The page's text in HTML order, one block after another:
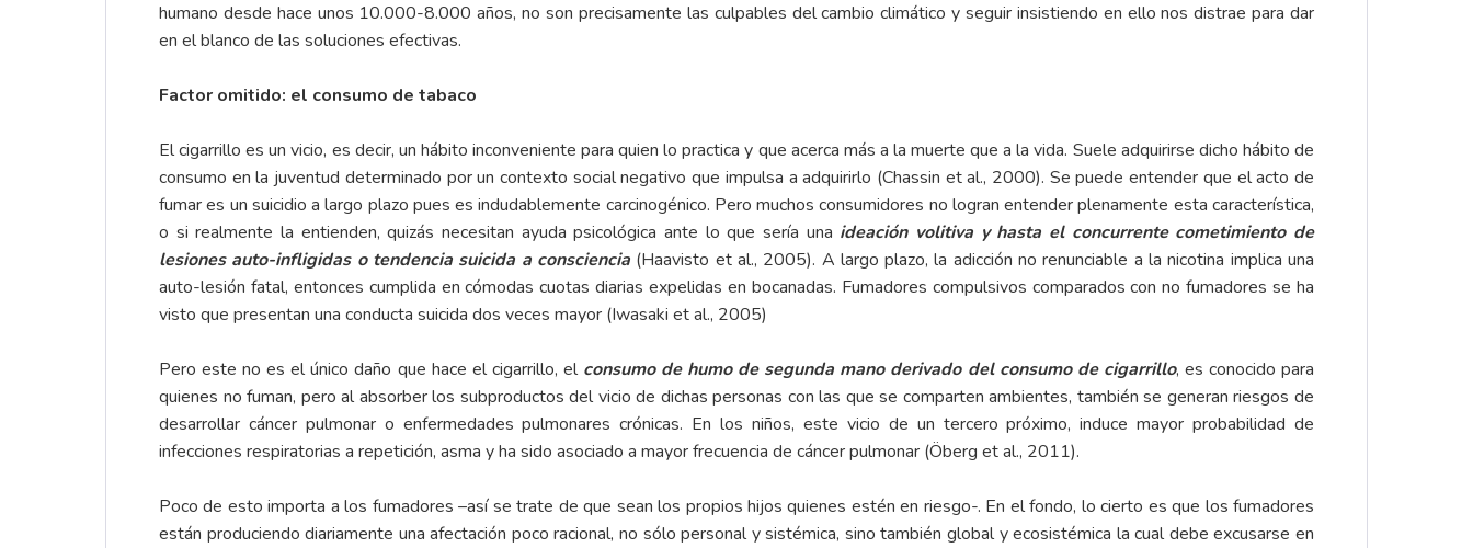
humano desde hace unos 10.000-8.000 años, no son precisamente las culpables del cambio climático y seguir insistiendo en ello nos distrae para dar
en el blanco de las soluciones efectivas.
Factor omitido: el consumo de tabaco
El cigarrillo es un vicio, es decir, un hábito inconveniente para quien lo practica y que acerca más a la muerte que a la vida. Suele adquirirse dicho hábito de
consumo en la juventud determinado por un contexto social negativo que impulsa a adquirirlo (Chassin et al., 2000). Se puede entender que el acto de
fumar es un suicidio a largo plazo pues es indudablemente carcinogénico. Pero muchos consumidores no logran entender plenamente esta característica,
o si realmente la entienden, quizás necesitan ayuda psicológica ante lo que sería una ideación volitiva y hasta el concurrente cometimiento de
lesiones auto-infligidas o tendencia suicida a consciencia (Haavisto et al., 2005). A largo plazo, la adicción no renunciable a la nicotina implica una
auto-lesión fatal, entonces cumplida en cómodas cuotas diarias expelidas en bocanadas. Fumadores compulsivos comparados con no fumadores se ha
visto que presentan una conducta suicida dos veces mayor (Iwasaki et al., 2005)
Pero este no es el único daño que hace el cigarrillo, el consumo de humo de segunda mano derivado del consumo de cigarrillo, es conocido para
quienes no fuman, pero al absorber los subproductos del vicio de dichas personas con las que se comparten ambientes, también se generan riesgos de
desarrollar cáncer pulmonar o enfermedades pulmonares crónicas. En los niños, este vicio de un tercero próximo, induce mayor probabilidad de
infecciones respiratorias a repetición, asma y ha sido asociado a mayor frecuencia de cáncer pulmonar (Öberg et al., 2011).
Poco de esto importa a los fumadores –así se trate de que sean los propios hijos quienes estén en riesgo-. En el fondo, lo cierto es que los fumadores
están produciendo diariamente una afectación poco racional, no sólo personal y sistémica, sino también global y ecosistémica la cual debe excusarse en